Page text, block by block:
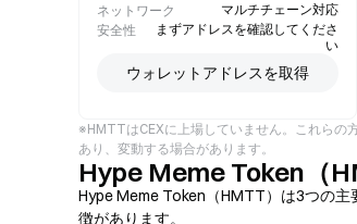
ネットワーク
マルチチェーン対応
安全性
まずアドレスを確認してくださ
い
ウォレットアドレスを取得
※HMTTはCEXに上場していません。これらの
あり、変動する場合があります。
Hype Meme Token（
Hype Meme Token（HMTT）は3つの
徴があります。